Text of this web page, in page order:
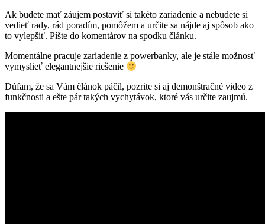
Ak budete mať záujem postaviť si takéto zariadenie a nebudete si
vedieť rady, rád poradím, pomôžem a určite sa nájde aj spôsob ako
to vylepšiť. Píšte do komentárov na spodku článku.
Momentálne pracuje zariadenie z powerbanky, ale je stále možnosť
vymyslieť elegantnejšie riešenie
Dúfam, že sa Vám článok páčil, pozrite si aj demonštračné video z
funkčnosti a ešte pár takých vychytávok, ktoré vás určite zaujmú.